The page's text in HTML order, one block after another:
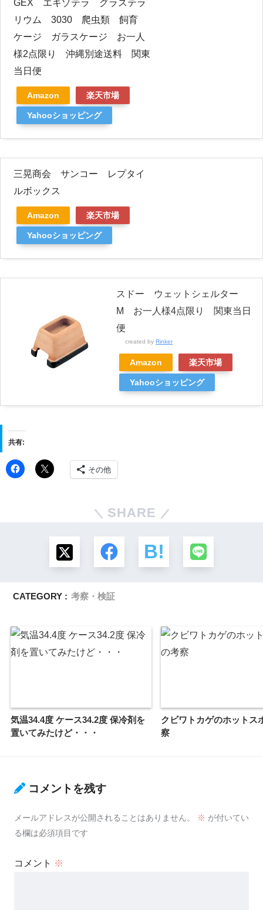
GEX エキゾテラ グラステラ
リウム 3030 爬虫類 飼育
ケージ ガラスケージ お一人
様2点限り 沖縄別途送料 関東
当日便
Amazon 楽天市場
Yahooショッピング
三晃商会 サンコー レプタイ
ルボックス
Amazon 楽天市場
Yahooショッピング
スドー ウェットシェルター
M お一人様4点限り 関東当日
便
created by Rinker
Amazon 楽天市場
Yahooショッピング
共有:
その他
SHARE
CATEGORY : 考察・検証
気温34.4度 ケース34.2度 保冷剤を
置いてみたけど・・・
クビワトカゲのホットス
察
コメントを残す
メールアドレスが公開されることはありません。 ※ が付いてい
る欄は必須項目です
コメント ※